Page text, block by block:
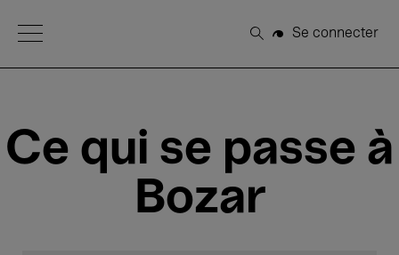
Open Menu
Rechercher
Se connecter
Ce qui se passe à
Bozar